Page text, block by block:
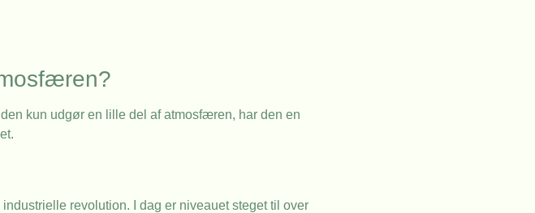
kun udgør en lille del af atmosfæren, har den en
revolution. I dag er niveauet steget til over